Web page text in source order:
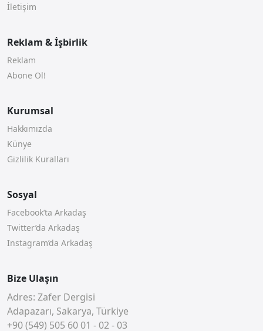
İletişim
Reklam & İşbirlik
Reklam
Abone Ol!
Kurumsal
Hakkımızda
Künye
Gizlilik Kuralları
Sosyal
Facebook’ta Arkadaş
Twitter’da Arkadaş
Instagram’da Arkadaş
Bize Ulaşın
Adres: Zafer Dergisi
Adapazarı, Sakarya, Türkiye
+90 (549) 505 60 01 - 02 - 03